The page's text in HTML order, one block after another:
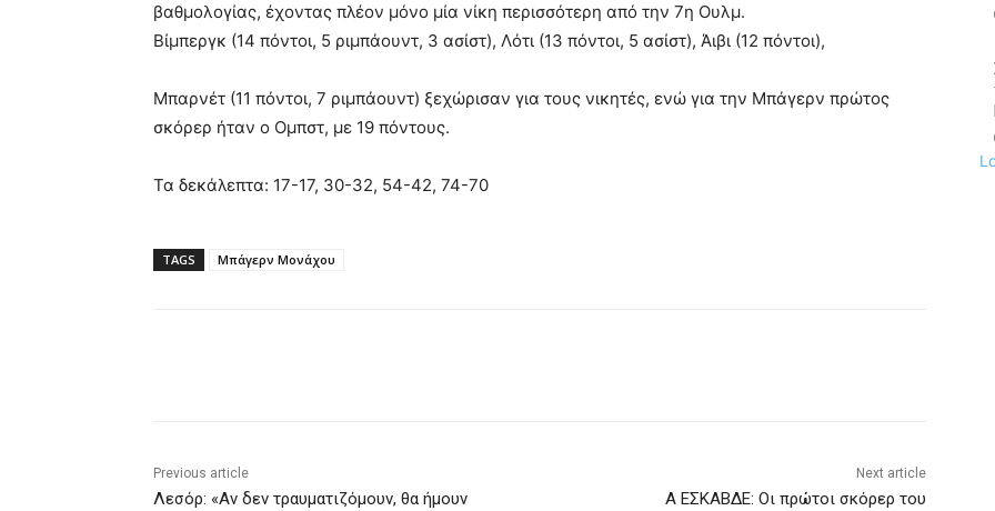
βαθμολογίας, έχοντας πλέον μόνο μία νίκη περισσότερη από την 7η Ουλμ.
Βίμπεργκ (14 πόντοι, 5 ριμπάουντ, 3 ασίστ), Λότι (13 πόντοι, 5 ασίστ), Άιβι (12 πόντοι),
Μπαρνέτ (11 πόντοι, 7 ριμπάουντ) ξεχώρισαν για τους νικητές, ενώ για την Μπάγερν πρώτος
σκόρερ ήταν ο Ομπστ, με 19 πόντους.
Τα δεκάλεπτα: 17-17, 30-32, 54-42, 74-70
TAGS Μπάγερν Μονάχου
Previous article
Λεσόρ: «Αν δεν τραυματιζόμουν, θα ήμουν
Next article
A ΕΣΚΑΒΔΕ: Οι πρώτοι σκόρερ του